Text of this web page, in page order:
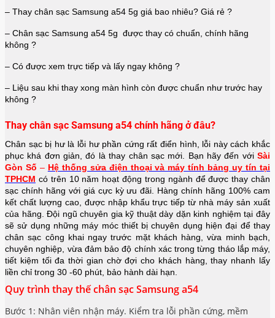
– Thay chân sạc Samsung a54 5g giá bao nhiêu? Giá rẻ ?
– Chân sạc Samsung a54 5g được thay có chuẩn, chính hãng
không ?
– Có được xem trực tiếp và lấy ngay không ?
– Liệu sau khi thay xong màn hình còn được chuẩn như trước hay
không ?
Thay chân sạc Samsung a54 chính hãng ở đâu?
Chân sạc bị hư là lỗi hư phần cứng rất điển hình, lỗi này cách khắc
phục khá đơn giản, đó là thay chân sạc mới. Bạn hãy đến với Sài
Gòn Số – Hệ thống sửa điện thoại và máy tính bảng uy tín tại
TPHCM có trên 10 năm hoạt động trong ngành để được thay chân
sạc chính hãng với giá cực kỳ ưu đãi. Hàng chính hãng 100% cam
kết chất lượng cao, được nhập khẩu trực tiếp từ nhà máy sản xuất
của hãng. Đội ngũ chuyên gia kỹ thuật dày dặn kinh nghiệm tại đây
sẽ sử dụng những máy móc thiết bị chuyên dụng hiện đại để thay
chân sạc công khai ngay trước mặt khách hàng, vừa minh bạch,
chuyên nghiệp, vừa đảm bảo độ chính xác trong từng tháo lắp máy,
tiết kiệm tối đa thời gian chờ đợi cho khách hàng, thay nhanh lấy
liền chỉ trong 30 -60 phút, bảo hành dài hạn.
Quy trình thay thế chân sạc Samsung a54
Bước 1: Nhân viên nhận máy. Kiểm tra lỗi phần cứng, mềm